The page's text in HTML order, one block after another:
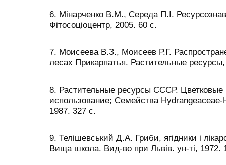
6. Мінарченко В.М., Середа П.І.
Фітосоціоцентр, 2005. 60 с.
7. Моисеева В.З., Моисеев Р.Г.
лесах Прикарпатья. Растительные
8. Растительные ресурсы СССР. Цветковые
использование; Семейства
1987. 327 с.
9. Телішевський Д.А. Гриби, ягідники і
Вища школа. Вид-во при Львів. ун-ті, 1972.